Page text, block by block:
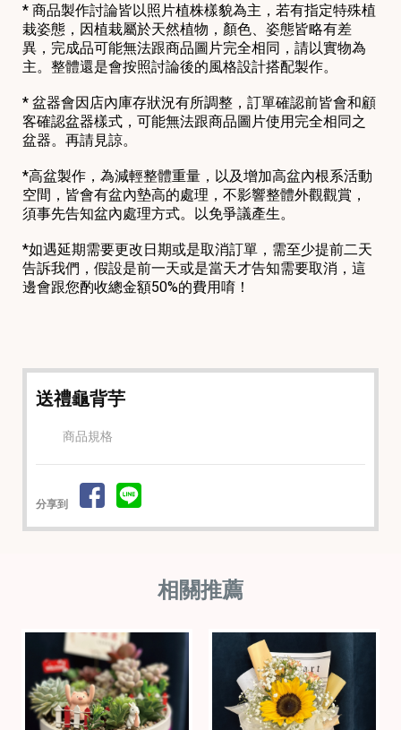
* 商品製作討論皆以照片植株樣貌為主，若有指定特殊植
栽姿態，因植栽屬於天然植物，顏色、姿態皆略有差
異，完成品可能無法跟商品圖片完全相同，請以實物為
主。整體還是會按照討論後的風格設計搭配製作。
* 盆器會因店內庫存狀況有所調整，訂單確認前皆會和顧
客確認盆器樣式，可能無法跟商品圖片使用完全相同之
盆器。再請見諒。
*高盆製作，為減輕整體重量，以及增加高盆內根系活動
空間，皆會有盆內墊高的處理，不影響整體外觀觀賞，
須事先告知盆內處理方式。以免爭議產生。
*如遇延期需要更改日期或是取消訂單，需至少提前二天
告訴我們，假設是前一天或是當天才告知需要取消，這
邊會跟您酌收總金額50%的費用唷！
送禮龜背芋
商品規格
分享到